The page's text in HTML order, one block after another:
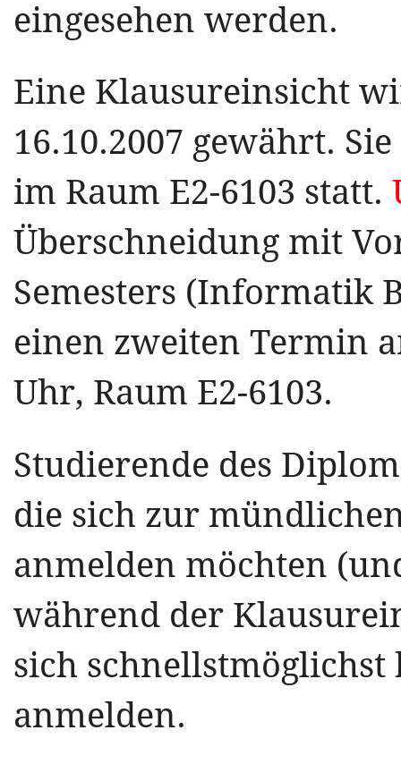
eingesehen werden.
Eine Klausureinsicht
16.10.2007 gewährt.
im Raum E2-6103 statt.
Überschneidung mit
Semesters (Informatik
einen zweiten Termin
Uhr, Raum E2-6103.
Studierende des
die sich zur
anmelden möchten
während der
sich
anmelden.